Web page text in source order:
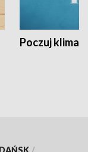
Poczuj klimat